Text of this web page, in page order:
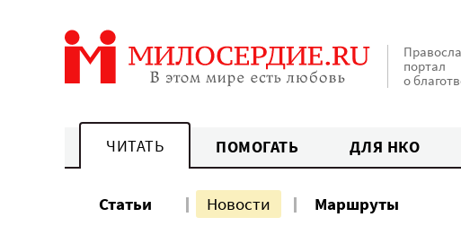
портал
о
ЧИТАТЬ ПОМОГАТЬ ДЛЯ НКО
Статьи Новости Маршруты